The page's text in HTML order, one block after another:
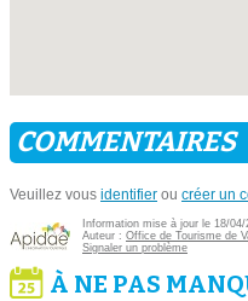
COMMENTAIRES
Veuillez vous identifier ou créer un
Information mise à jour le 18/04/
Auteur : Office de Tourisme de
Signaler un problème
À NE PAS